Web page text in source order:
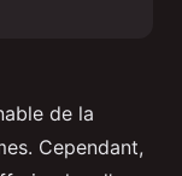
de la
Cependant,